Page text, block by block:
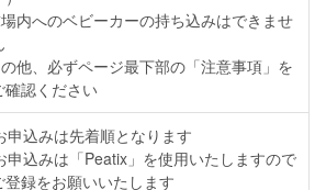
内へのベビーカーの持ち込みはできませ
他、必ずページ最下部の「注意事項」を
確認ください
申込みは先着順となります
申込みは「Peatix」を使用いたしますので
登録をお願いいたします